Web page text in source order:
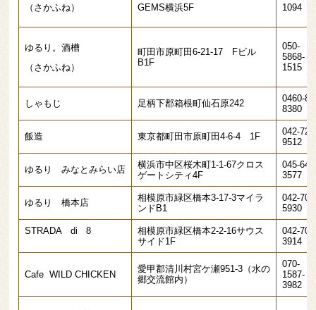
（さかふね）
GEMS横浜5F
1094
ゆるり。酒槽
（さかふね）
町田市原町田6-21-17 Fビル
B1F
050-
5868-
1515
しゃもじ 足柄下郡箱根町仙石原242
0460-
8380
飯造 東京都町田市原町田4-6-4 1F
042-
9512
ゆるり みなとみらい店
横浜市中区桜木町1-1-67クロス
ゲートシティ4F
045-
3577
ゆるり 橋本店
相模原市緑区橋本3-17-3マイラ
ンドB1
042-
5930
STRADA di 8
相模原市緑区橋本2-2-16サウス
サイド1F
042-
3914
Cafe WILD CHICKEN
愛甲郡清川村宮ケ瀬951-3（水の
郷交流館内）
070-
1587-
3982